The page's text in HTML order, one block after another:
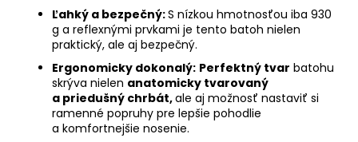
Ľahký a bezpečný:S nízkou hmotnosťou iba 930
g a reflexnými prvkami je tento batoh nielen
praktický, ale aj bezpečný.
Ergonomicky dokonalý: Perfektný tvar batohu
skrýva nielen anatomicky tvarovaný
a priedušný chrbát,ale aj možnosť nastaviť si
ramenné popruhy pre lepšie pohodlie
a komfortnejšie nosenie.